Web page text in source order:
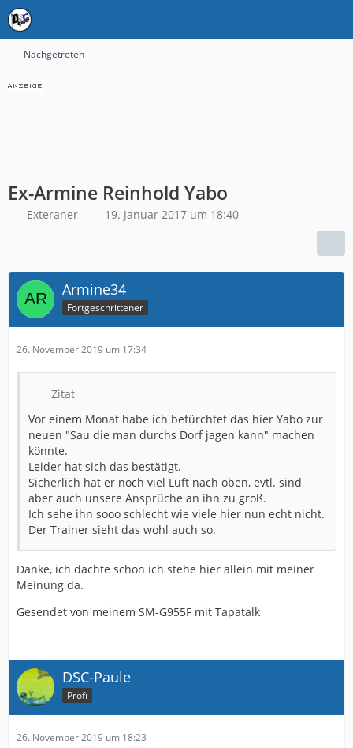
Nachgetreten
Ex-Armine Reinhold Yabo
Exteraner 19. Januar 2017 um 18:40
Armine34
Fortgeschrittener
26. November 2019 um 17:34
Zitat
Vor einem Monat habe ich befürchtet das hier Yabo zur
neuen "Sau die man durchs Dorf jagen kann" machen
könnte.
Leider hat sich das bestätigt.
Sicherlich hat er noch viel Luft nach oben, evtl. sind
aber auch unsere Ansprüche an ihn zu groß.
Ich sehe ihn sooo schlecht wie viele hier nun echt nicht.
Der Trainer sieht das wohl auch so.
Danke, ich dachte schon ich stehe hier allein mit meiner
Meinung da.
Gesendet von meinem SM-G955F mit Tapatalk
DSC-Paule
Profi
26. November 2019 um 18:23